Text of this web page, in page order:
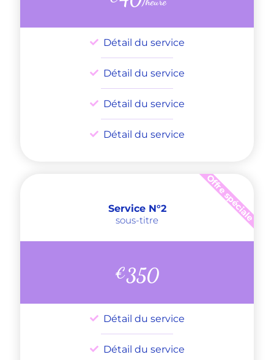
Détail du service
Détail du service
Détail du service
Détail du service
Service N°2
sous-titre
€350
Détail du service
Détail du service
Offre spéciale